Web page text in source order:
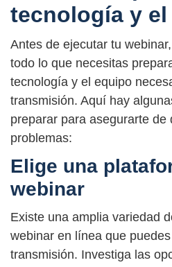
tecnología y
Antes de ejecutar tu
todo lo que necesitas
tecnología y el equipo
transmisión. Aquí hay
preparar para asegurarte de
problemas:
Elige una
webinar
Existe una amplia variedad
webinar en línea que
transmisión. Investiga las